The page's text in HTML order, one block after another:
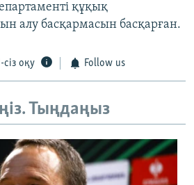
құқық
алу басқармасын басқарған.
сіз оқу Follow us
Тыңдаңыз